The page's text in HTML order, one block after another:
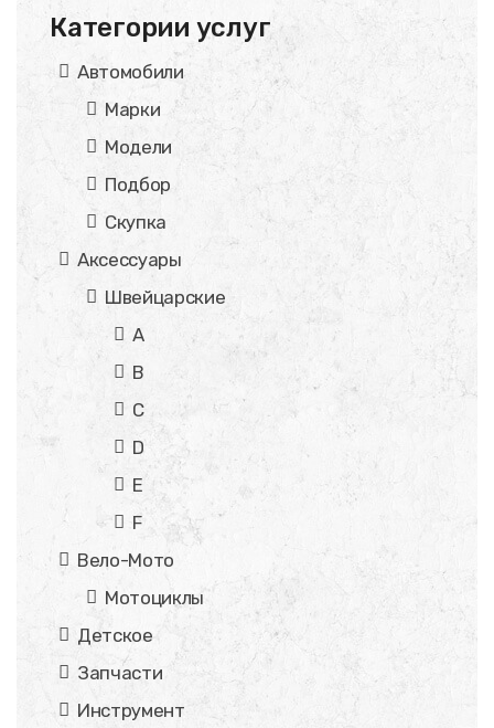
Категории услуг
Автомобили
Марки
Модели
Подбор
Скупка
Аксессуары
Швейцарские
A
B
C
D
E
F
Вело-Мото
Мотоциклы
Детское
Запчасти
Инструмент